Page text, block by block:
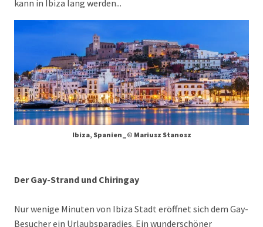
kann in Ibiza lang werden...
Ibiza, Spanien_© Mariusz Stanosz
Der Gay-Strand und Chiringay
Nur wenige Minuten von Ibiza Stadt eröffnet sich dem Gay-
Besucher ein Urlaubsparadies. Ein wunderschöner